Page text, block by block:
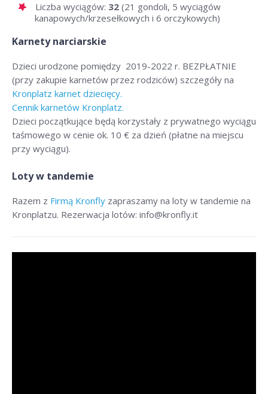
Liczba wyciągów: 32 (21 gondoli, 5 wyciągów
kanapowych/krzesełkowych i 6 orczykowych)
Karnety narciarskie
Dzieci urodzone pomiędzy 2019-2022 r. BEZPŁATNIE
(przy zakupie karnetów przez rodziców) szczegóły na
Kronplatz karnet dziecięcy.
Cennik karnetów Kronplatz.
Dzieci początkujące będą korzystały z prywatnego wyciągu
taśmowego w cenie ok. 10 € za dzień (płatne na miejscu
przy wyciągu).
Loty w tandemie
Razem z Firmą Kronfly zapraszamy na loty w tandemie na
Kronplatzu. Rezerwacja lotów: info@kronfly.it